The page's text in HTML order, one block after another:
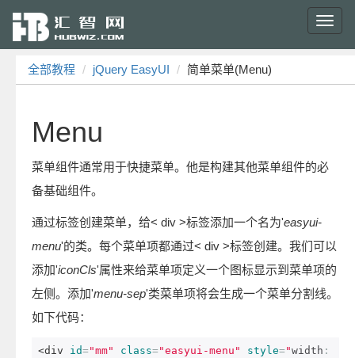
全部教程 jQuery EasyUI 简单菜单(Menu)
Menu
菜单组件通常用于快捷菜单。他是构建其他菜单组件的必
备基础组件。
通过标签创建菜单，给< div >标签添加一个名为'easyui-
menu'的类。每个菜单项都通过< div >标签创建。我们可以
添加'iconCls'属性来给菜单项定义一个图标显示到菜单项的
左侧。添加'menu-sep'类菜单项将会生成一个菜单分割线。
如下代码：
<div id="mm" class="easyui-menu" style="width :